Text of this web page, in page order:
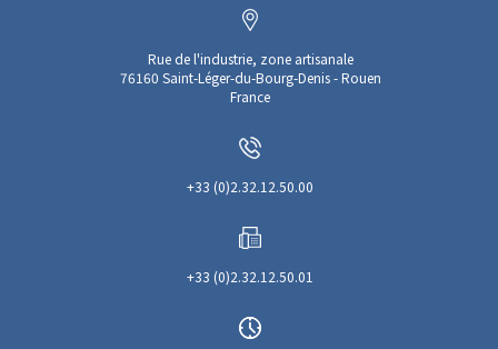
Rue de l'industrie, zone artisanale
76160 Saint-Léger-du-Bourg-Denis - Rouen
France
+33 (0)2.32.12.50.00
+33 (0)2.32.12.50.01